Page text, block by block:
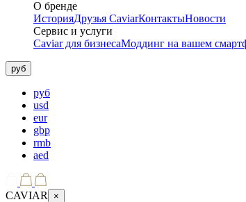
О бренде
ИсторияДрузья CaviarКонтактыНовости
Сервис и услуги
Caviar для бизнесаМоддинг на вашем
руб
руб
usd
eur
gbp
rmb
aed
CAVIAR ×